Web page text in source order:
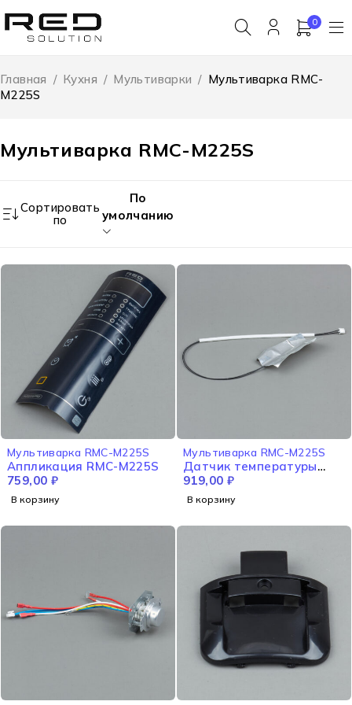
0
Мультиварка RMC-M225S
Главная / Кухня / Мультиварки / Мультиварка RMC-
M225S
Сортировать
по
По
умолчанию
Мультиварка RMC-M225S
Аппликация RMC-M225S
759,00 ₽
В корзину
Мультиварка RMC-M225S
Датчик температуры
верхний RMC-M225S
919,00 ₽
В корзину